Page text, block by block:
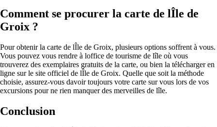
Comment se procurer la carte de lÎle de
Groix ?
Pour obtenir la carte de lÎle de Groix, plusieurs options soffrent à vous.
Vous pouvez vous rendre à loffice de tourisme de lîle où vous
trouverez des exemplaires gratuits de la carte, ou bien la télécharger en
ligne sur le site officiel de lÎle de Groix. Quelle que soit la méthode
choisie, assurez-vous davoir toujours votre carte sur vous lors de vos
excursions pour ne rien manquer des merveilles de lîle.
Conclusion